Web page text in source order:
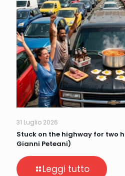
31 Luglio 2026
Stuck on the highway for two
Gianni Peteani)
Leggi tutto